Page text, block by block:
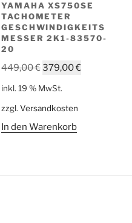
YAMAHA XS750SE
TACHOMETER
GESCHWINDIGKEITS
MESSER 2K1-83570-
20
449,00€Ursprünglicher
449,00 €
379,00€Aktueller
inkl. 19 % MwSt.
zzgl. Versandkosten
In den Warenkorb